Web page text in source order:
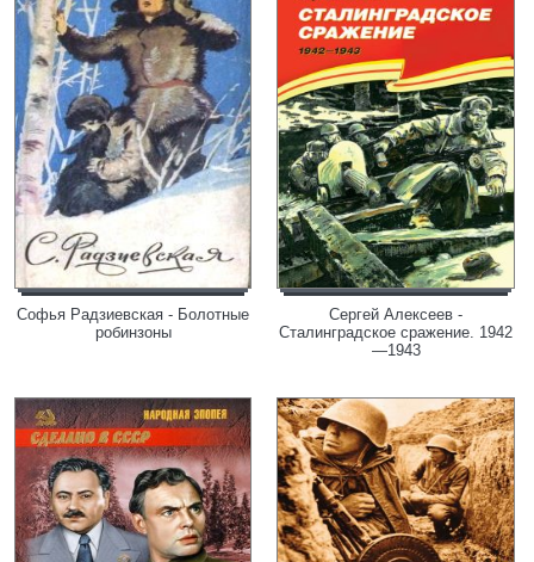
Софья Радзиевская - Болотные
робинзоны
Сергей Алексеев -
Сталинградское сражение. 1942
—1943